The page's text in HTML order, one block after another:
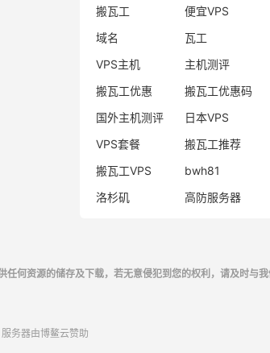
搬瓦工
便宜VPS
域名
瓦工
VPS主机
主机测评
搬瓦工优惠
搬瓦工优惠码
国外主机测评
日本VPS
VPS套餐
搬瓦工推荐
搬瓦工VPS
bwh81
洛杉矶
高防服务器
何资源的储存及下载，若无意侵犯到您的权利，请及时与
| 服务器由博鳌云赞助